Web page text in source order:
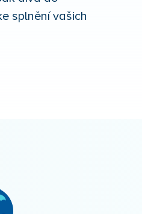
splnění vašich